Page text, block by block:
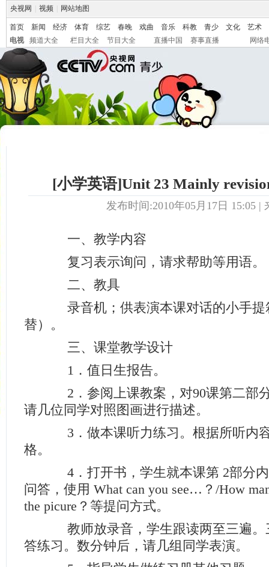
央视网 视频 网站地图
首页 新闻 经济 体育 综艺 春晚 戏曲 音乐 科教 青少 文化
艺术
电视
频道大全 栏目大全 节目大全 直播中国 赛事直播 网络
[小学英语]Unit 23 Mainly
发布时间:2010年05月17日 15:05 |
一、教学内容
复习表示询问，请求帮助等用语。
二、教具
录音机；供表演本课对话的小手提
替）。
三、课堂教学设计
1．值日生报告。
2．参阅上课教案，对90课第二部
请几位同学对照图画进行描述。
3．做本课听力练习。根据所听内
格。
4．打开书，学生就本课第 2部分内
问答，使用 What can you see…？/How
the picure？等提问方式。
教师放录音，学生跟读两至三遍。
答练习。数分钟后，请几组同学表演。